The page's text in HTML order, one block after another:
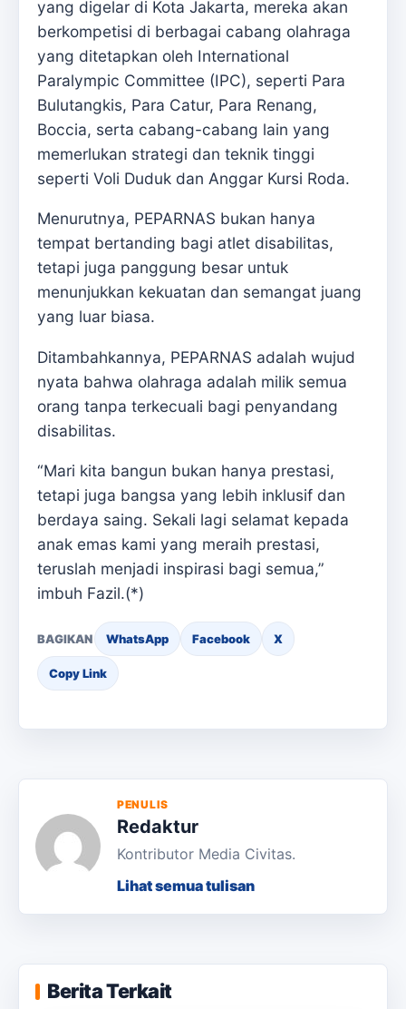
yang digelar di Kota Jakarta, mereka akan
berkompetisi di berbagai cabang olahraga
yang ditetapkan oleh International
Paralympic Committee (IPC), seperti Para
Bulutangkis, Para Catur, Para Renang,
Boccia, serta cabang-cabang lain yang
memerlukan strategi dan teknik tinggi
seperti Voli Duduk dan Anggar Kursi Roda.
Menurutnya, PEPARNAS bukan hanya
tempat bertanding bagi atlet disabilitas,
tetapi juga panggung besar untuk
menunjukkan kekuatan dan semangat juang
yang luar biasa.
Ditambahkannya, PEPARNAS adalah wujud
nyata bahwa olahraga adalah milik semua
orang tanpa terkecuali bagi penyandang
disabilitas.
“Mari kita bangun bukan hanya prestasi,
tetapi juga bangsa yang lebih inklusif dan
berdaya saing. Sekali lagi selamat kepada
anak emas kami yang meraih prestasi,
teruslah menjadi inspirasi bagi semua,”
imbuh Fazil.(*)
BAGIKAN WhatsApp Facebook X
Copy Link
PENULIS
Redaktur
Kontributor Media Civitas.
Lihat semua tulisan
Berita Terkait
KKN Usai, KOSI USK Apresiasi Dukungan
Masyarakat Bandar Dua